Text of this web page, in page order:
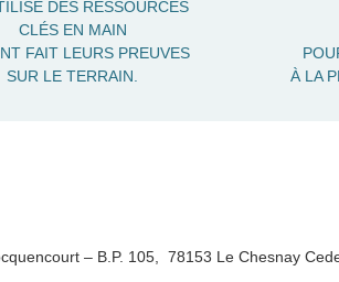
DES RESSOURCES
CLÉS EN MAIN
FAIT LEURS PREUVES
SUR LE TERRAIN.
À LA
– B.P. 105, 78153 Le Chesnay